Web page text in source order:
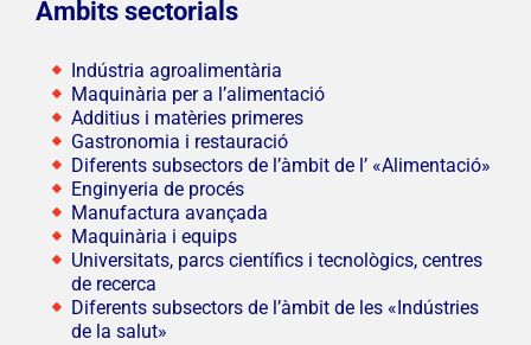
Àmbits sectorials
Indústria agroalimentària
Maquinària per a l’alimentació
Additius i matèries primeres
Gastronomia i restauració
Diferents subsectors de l’àmbit de l’ «Alimentació»
Enginyeria de procés
Manufactura avançada
Maquinària i equips
Universitats, parcs científics i tecnològics, centres
de recerca
Diferents subsectors de l’àmbit de les «Indústries
de la salut»